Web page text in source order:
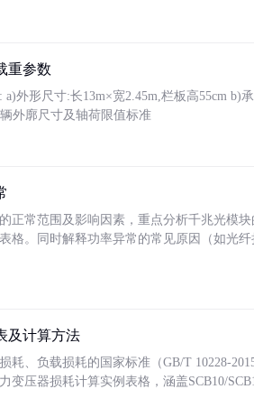
重参数
外形尺寸:长13m×宽2.45m,栏板高55cm b)
外廓尺寸及轴荷限值标准
正常范围及影响因素，重点分析千兆光模
格。同时解释功率异常的常见原因（如光
及计算方法
耗、负载损耗的国家标准（GB/T 10228-
变压器损耗计算实例表格，涵盖SCB10/